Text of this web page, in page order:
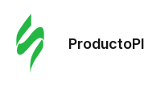
Producto